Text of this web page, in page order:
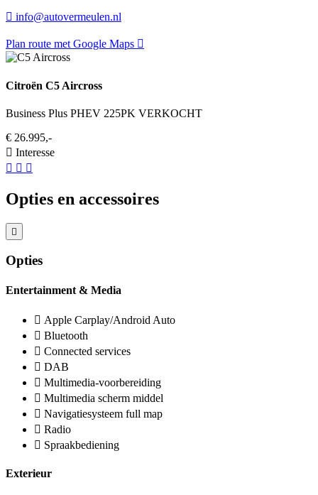
info@autovermeulen.nl
Plan route met Google Maps
Citroën C5 Aircross
Business Plus PHEV 225PK VERKOCHT
€ 26.995,-
Interesse
Opties en accessoires
Opties
Entertainment & Media
Apple Carplay/Android Auto
Bluetooth
Connected services
DAB
Multimedia-voorbereiding
Multimedia scherm middel
Navigatiesysteem full map
Radio
Spraakbediening
Exterieur